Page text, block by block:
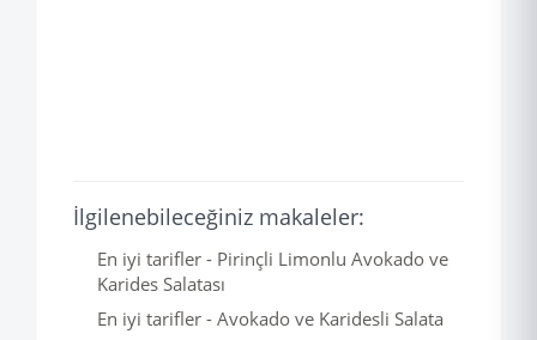
İlgilenebileceğiniz makaleler:
En iyi tarifler - Pirinçli Limonlu Avokado ve
Karides Salatası
En iyi tarifler - Avokado ve Karidesli Salata